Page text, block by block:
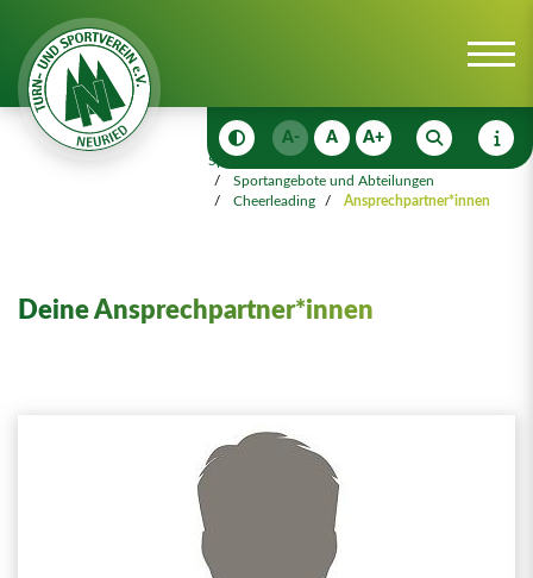
A- A A+
Sportangebot
Sportangebote und Abteilungen
Cheerleading
Ansprechpartner*innen
Deine Ansprechpartner*innen